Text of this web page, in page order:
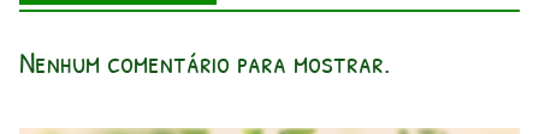
Nenhum comentário para mostrar.